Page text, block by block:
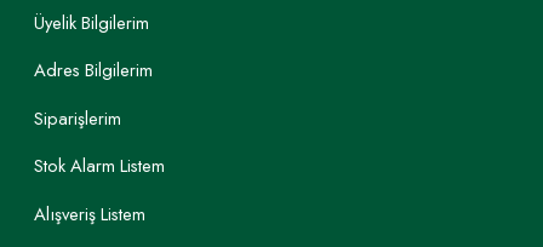
Üyelik Bilgilerim
Adres Bilgilerim
Siparişlerim
Stok Alarm Listem
Alışveriş Listem